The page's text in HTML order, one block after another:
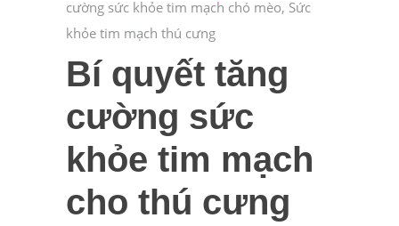
cường sức khỏe tim mạch chó mèo, Sức
khỏe tim mạch thú cưng
Bí quyết tăng
cường sức
khỏe tim mạch
cho thú cưng